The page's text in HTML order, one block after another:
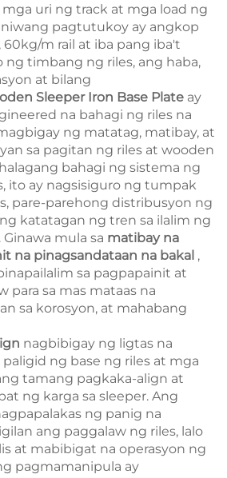
uri ng track at mga load ng
pagtutukoy ay angkop
60kg/m rail at iba pang iba't
timbang ng riles, ang haba,
at bilang
Sleeper Iron Base Plate ay
na bahagi ng riles na
ng matatag, matibay, at
sa pagitan ng riles at wooden
bahagi ng sistema ng
ito ay nagsisiguro ng tumpak
pare-parehong distribusyon ng
katatagan ng tren sa ilalim ng
mula sa matibay na
na pinagsandataan na bakal ,
sa pagpapainit at
para sa mas mataas na
sa korosyon, at mahabang
nagbibigay ng ligtas na
ng base ng riles at mga
tamang pagkaka-align at
ng karga sa sleeper. Ang
ng panig na
ang paggalaw ng riles, lalo
at mabibigat na operasyon ng
pagmamanipula ay